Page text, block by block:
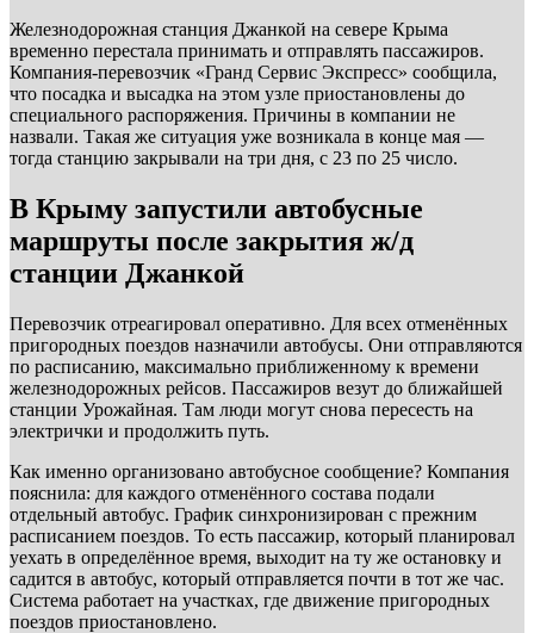
Железнодорожная станция Джанкой на севере Крыма
временно перестала принимать и отправлять пассажиров.
Компания-перевозчик «Гранд Сервис Экспресс» сообщила,
что посадка и высадка на этом узле приостановлены до
специального распоряжения. Причины в компании не
назвали. Такая же ситуация уже возникала в конце мая —
тогда станцию закрывали на три дня, с 23 по 25 число.
В Крыму запустили автобусные
маршруты после закрытия ж/д
станции Джанкой
Перевозчик отреагировал оперативно. Для всех отменённых
пригородных поездов назначили автобусы. Они отправляются
по расписанию, максимально приближенному к времени
железнодорожных рейсов. Пассажиров везут до ближайшей
станции Урожайная. Там люди могут снова пересесть на
электрички и продолжить путь.
Как именно организовано автобусное сообщение? Компания
пояснила: для каждого отменённого состава подали
отдельный автобус. График синхронизирован с прежним
расписанием поездов. То есть пассажир, который планировал
уехать в определённое время, выходит на ту же остановку и
садится в автобус, который отправляется почти в тот же час.
Система работает на участках, где движение пригородных
поездов приостановлено.